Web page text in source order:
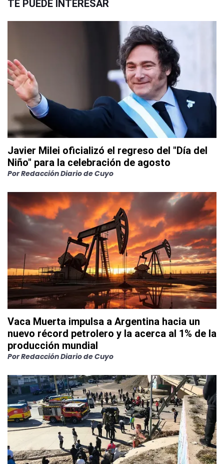
TE PUEDE INTERESAR
Javier Milei oficializó el regreso del "Día del
Niño" para la celebración de agosto
PorRedacción Diario de Cuyo
Vaca Muerta impulsa a Argentina hacia un
nuevo récord petrolero y la acerca al 1% de la
producción mundial
PorRedacción Diario de Cuyo